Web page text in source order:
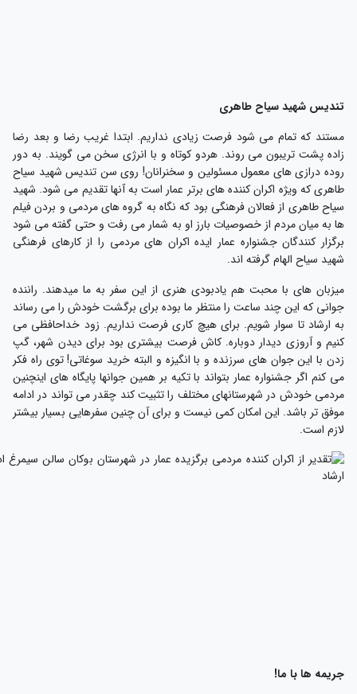
شهید سیاح طاهری
که تمام می شود فرصت زیادی نداریم. ابتدا غریب رضا و بعد رضا
پشت تریبون می روند. هردو کوتاه و با انرژی سخن می گویند. به دور
درازی های معمول مسئولین و سخنرانان! روی سن تندیس شهید سیاح
که ویژه اکران کننده های برتر عمار است به آنها تقدیم می شود. شهید
طاهری از فعالان فرهنگی بود که نگاه به گروه های مردمی و بردن فیلم
به میان مردم از خصوصیات بارز او به شمار می رفت و حتی گفته می شود
کنندگان جشنواره عمار ایده اکران های مردمی را از کارهای فرهنگی
سیاح الهام گرفته اند.
های با محبت هم یادبودی هنری از این سفر به ما میدهند. راننده
که این چند ساعت را منتظر ما بوده برای برگشت خودش را می رساند
ارشاد تا سوار شویم. برای هیچ کاری فرصت نداریم. زود خداحافظی می
و آروزی دیدار دوباره. کاش فرصت بیشتری بود برای دیدن شهر، گپ
با این جوان های سرزنده و با انگیزه و البته خرید سوغاتی! توی راه فکر
کنم اگر جشنواره عمار بتواند با تکیه بر همین جوانها پایگاه های اینچنین
خودش در شهرستانهای مختلف را تثبیت کند چقدر می تواند در ادامه
تر باشد. این امکان کمی نیست و برای آن چنین سفرهایی بسیار بیشتر
است.
ها با ما!